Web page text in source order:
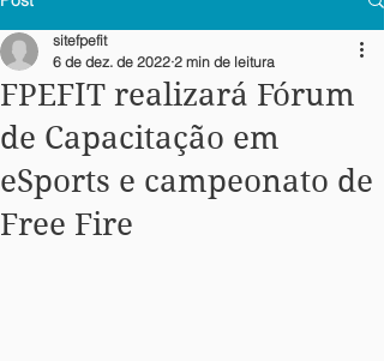
FPEFIT realizará Fórum
de Capacitação em
eSports e campeonato de
Free Fire
sitefpefit
6 de dez. de 2022 2 min de leitura